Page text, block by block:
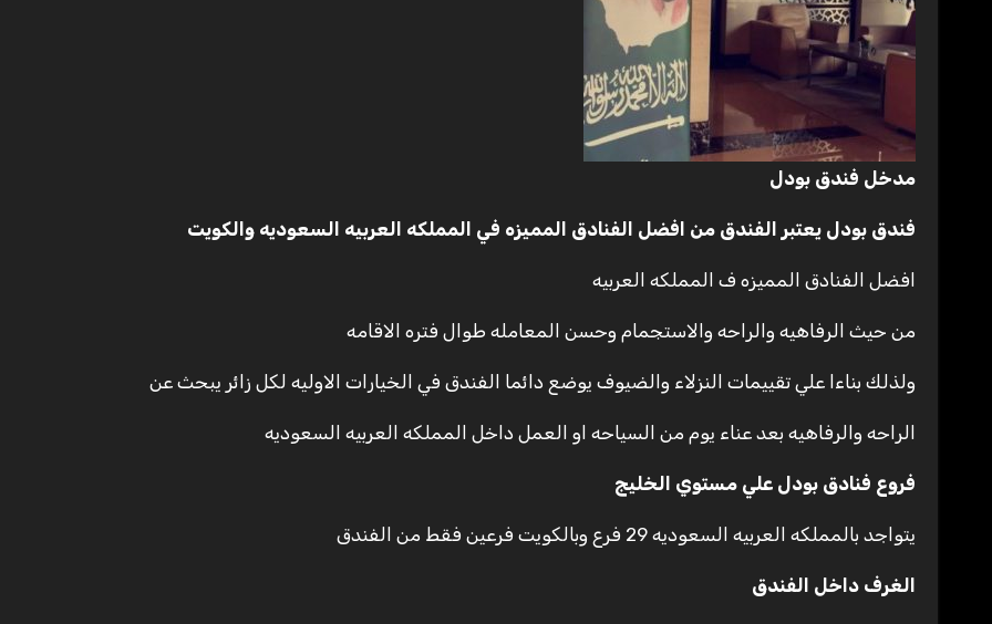
مدخل فندق بودل
فندق بودل يعتبر الفندق من افضل الفنادق المميزه في المملكه العربيه السعوديه والكويت
افضل الفنادق المميزه ف المملكه العربيه
من حيث الرفاهيه والراحه والاستجمام وحسن المعامله طوال فتره الاقامه
ولذلك بناءا علي تقييمات النزلاء والضيوف يوضع دائما الفندق في الخيارات الاوليه لكل زائر يبحث عن
الراحه والرفاهيه بعد عناء يوم من السياحه او العمل داخل المملكه العربيه السعوديه
فروع فنادق بودل علي مستوي الخليج
يتواجد بالمملكه العربيه السعوديه 29 فرع وبالكويت فرعين فقط من الفندق
الغرف داخل الفندق